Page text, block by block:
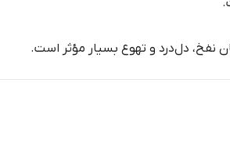
نفخ، دل‌درد و تهوع بسیار مؤثر است.